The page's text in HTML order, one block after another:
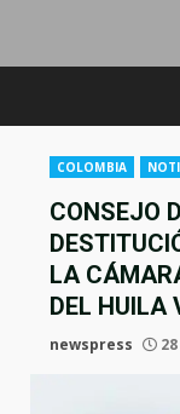
COLOMBIA
CONSEJO
LA
DEL HUILA
newspress